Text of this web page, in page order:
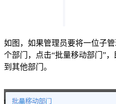
如图，如果管理员要将一位子
个部门，点击“批量移动部门”
到其他部门。